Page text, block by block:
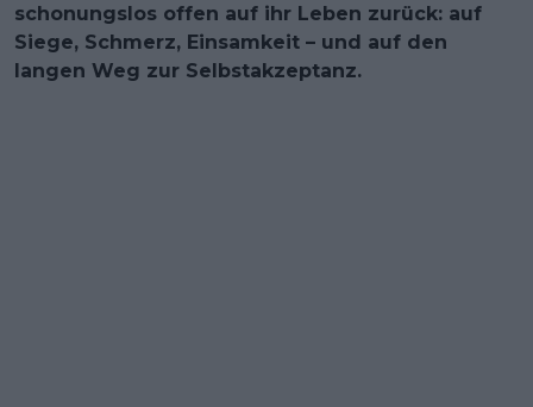
schonungslos offen auf ihr Leben zurück: auf
Siege, Schmerz, Einsamkeit – und auf den
langen Weg zur Selbstakzeptanz.